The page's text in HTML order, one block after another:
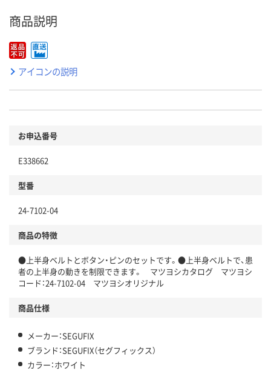
商品説明
アイコンの説明
お申込番号
E338662
型番
24-7102-04
商品の特徴
●上半身ベルトとボタン・ピンのセットです。●上半身ベルトで、患
者の上半身の動きを制限できます。 マツヨシカタログ マツヨシ
コード：24-7102-04 マツヨシオリジナル
商品仕様
メーカー：SEGUFIX
ブランド：SEGUFIX（セグフィックス）
カラー：ホワイト